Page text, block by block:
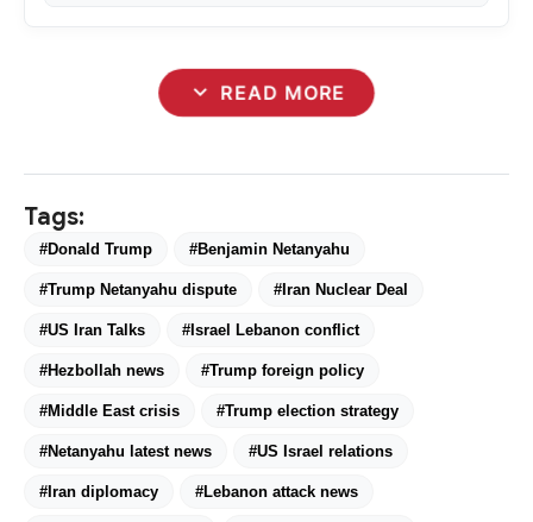
expand_more READ MORE
Tags:
#Donald Trump #Benjamin Netanyahu
#Trump Netanyahu dispute #Iran Nuclear Deal
#US Iran Talks #Israel Lebanon conflict
#Hezbollah news #Trump foreign policy
#Middle East crisis #Trump election strategy
#Netanyahu latest news #US Israel relations
#Iran diplomacy #Lebanon attack news